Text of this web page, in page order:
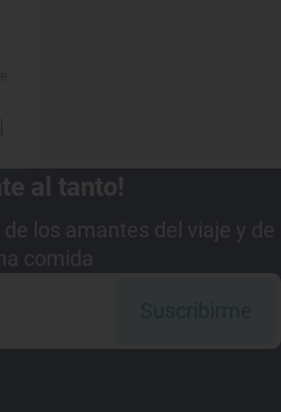
al tanto!
los amantes del viaje y de
comida